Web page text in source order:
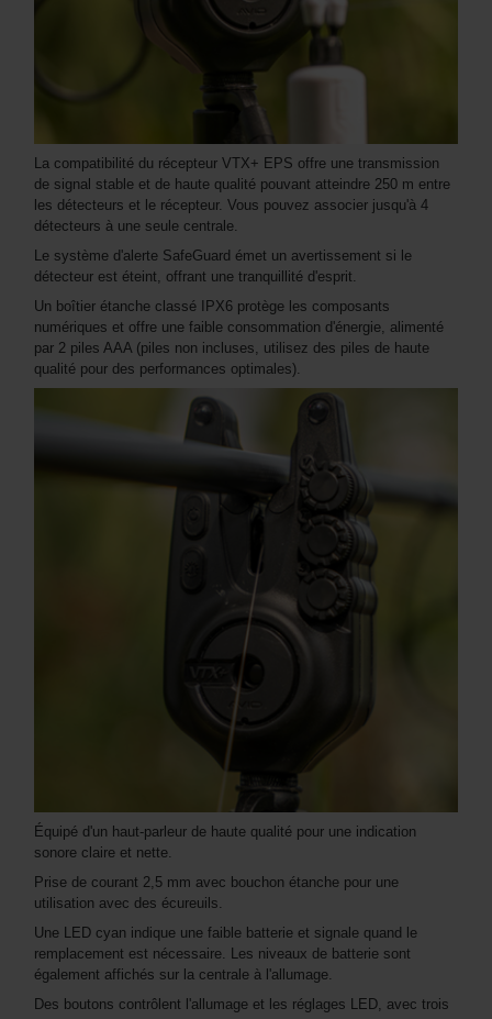
La compatibilité du récepteur VTX+ EPS offre une transmission
de signal stable et de haute qualité pouvant atteindre 250 m entre
les détecteurs et le récepteur. Vous pouvez associer jusqu'à 4
détecteurs à une seule centrale.
Le système d'alerte SafeGuard émet un avertissement si le
détecteur est éteint, offrant une tranquillité d'esprit.
Un boîtier étanche classé IPX6 protège les composants
numériques et offre une faible consommation d'énergie, alimenté
par 2 piles AAA (piles non incluses, utilisez des piles de haute
qualité pour des performances optimales).
Équipé d'un haut-parleur de haute qualité pour une indication
sonore claire et nette.
Prise de courant 2,5 mm avec bouchon étanche pour une
utilisation avec des écureuils.
Une LED cyan indique une faible batterie et signale quand le
remplacement est nécessaire. Les niveaux de batterie sont
également affichés sur la centrale à l'allumage.
Des boutons contrôlent l'allumage et les réglages LED, avec trois